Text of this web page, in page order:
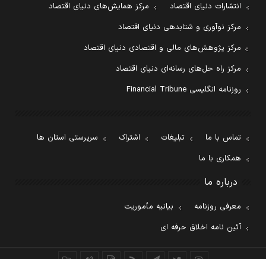
انتشارات دنیای اقتصاد
مرکز همایش‌های دنیای اقتصاد
مرکز نوآوری و شتابدهی دنیای اقتصاد
مرکز پژوهش‌های مالی و اقتصادی دنیای اقتصاد
مرکز راه حل‌های رسانه‌ای دنیای اقتصاد
روزنامه انگلیسی Financial Tribune
تماس با ما تبلیغات اشتراک
سرپرستی استان ها
همکاری با ما
درباره ما
معرفی روزنامه
بیانیه مأموریت
آئین نامه اخلاق حرفه ای